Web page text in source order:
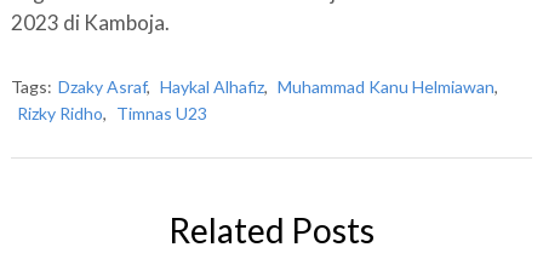
2023 di Kamboja.
Tags: Dzaky Asraf, Haykal Alhafiz, Muhammad Kanu Helmiawan,
Rizky Ridho, Timnas U23
Related Posts